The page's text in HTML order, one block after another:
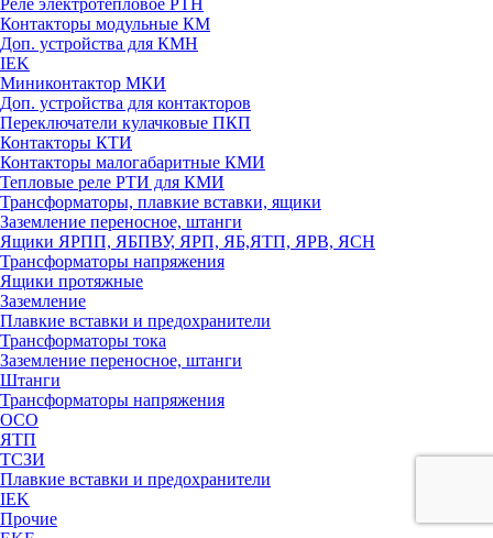
Реле электротепловое РТН
Контакторы модульные КМ
Доп. устройства для КМН
IEK
Миниконтактор МКИ
Доп. устройства для контакторов
Переключатели кулачковые ПКП
Контакторы КТИ
Контакторы малогабаритные КМИ
Тепловые реле РTИ для КМИ
Трансформаторы, плавкие вставки, ящики
Заземление переносное, штанги
Ящики ЯРПП, ЯБПВУ, ЯРП, ЯБ,ЯТП, ЯРВ, ЯСН
Трансформаторы напряжения
Ящики протяжные
Заземление
Плавкие вставки и предохранители
Трансформаторы тока
Заземление переносное, штанги
Штанги
Трансформаторы напряжения
ОСО
ЯТП
ТСЗИ
Плавкие вставки и предохранители
IEK
Прочие